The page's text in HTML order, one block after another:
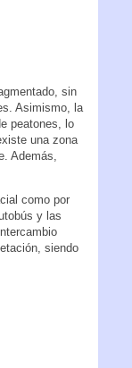
sin
Asimismo, la
peatones, lo
una zona
Además,
como por
y las
siendo